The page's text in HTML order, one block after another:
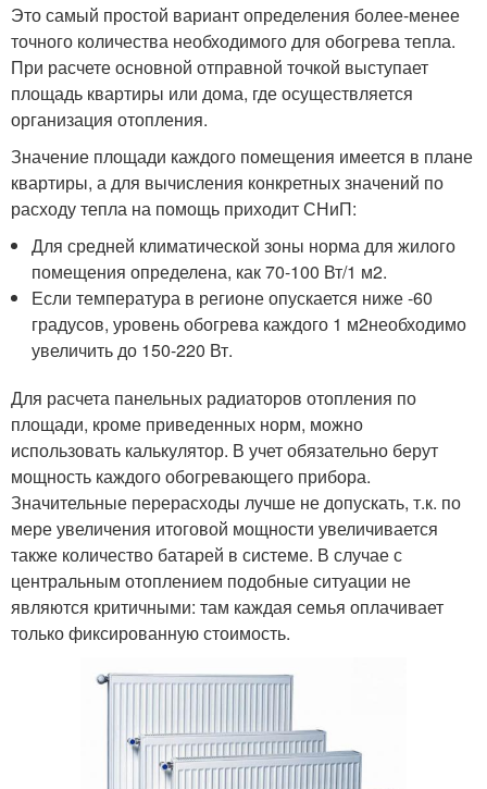
Это самый простой вариант определения более-менее
точного количества необходимого для обогрева тепла.
При расчете основной отправной точкой выступает
площадь квартиры или дома, где осуществляется
организация отопления.
Значение площади каждого помещения имеется в плане
квартиры, а для вычисления конкретных значений по
расходу тепла на помощь приходит СНиП:
Для средней климатической зоны норма для жилого
помещения определена, как 70-100 Вт/1 м2.
Если температура в регионе опускается ниже -60
градусов, уровень обогрева каждого 1 м2необходимо
увеличить до 150-220 Вт.
Для расчета панельных радиаторов отопления по
площади, кроме приведенных норм, можно
использовать калькулятор. В учет обязательно берут
мощность каждого обогревающего прибора.
Значительные перерасходы лучше не допускать, т.к. по
мере увеличения итоговой мощности увеличивается
также количество батарей в системе. В случае с
центральным отоплением подобные ситуации не
являются критичными: там каждая семья оплачивает
только фиксированную стоимость.